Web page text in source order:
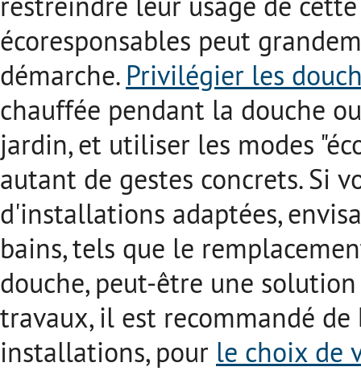
écoresponsables peut
démarche. Privilégier les
chauffée pendant la douche
jardin, et utiliser les modes
autant de gestes concrets. Si
d'installations adaptées,
bains, tels que le
douche, peut-être une
travaux, il est recommandé
installations, pour le choix de